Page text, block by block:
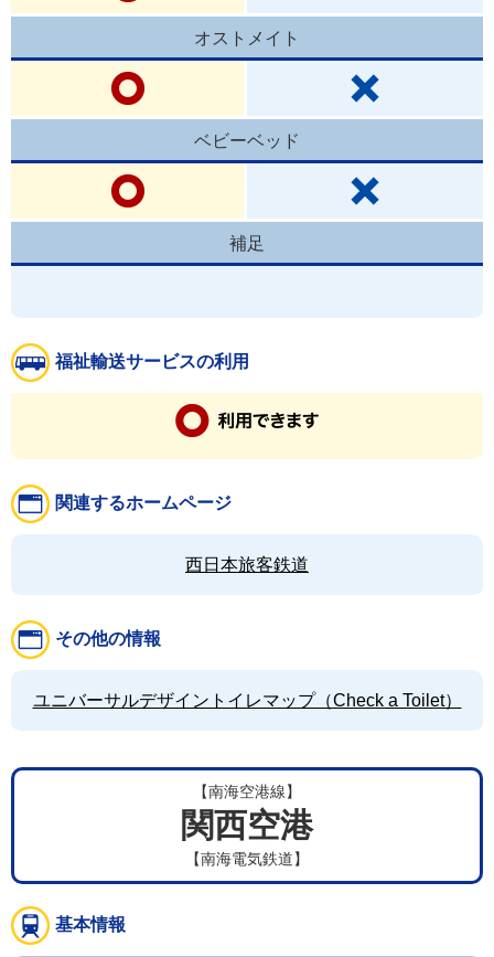
オストメイト
ベビーベッド
補足
福祉輸送サービスの利用
関連するホームページ
西日本旅客鉄道
その他の情報
ユニバーサルデザイントイレマップ（Check a Toilet）
【南海空港線】
関西空港
【南海電気鉄道】
基本情報